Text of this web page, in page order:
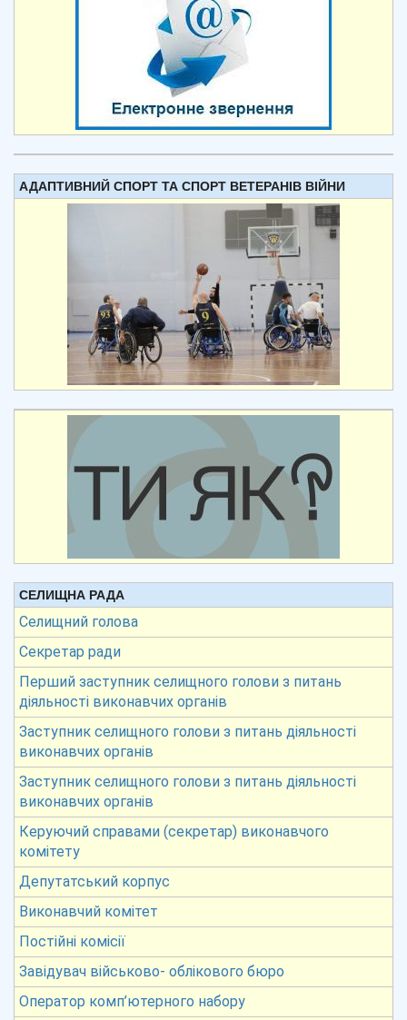
АДАПТИВНИЙ СПОРТ ТА СПОРТ ВЕТЕРАНІВ ВІЙНИ
СЕЛИЩНА РАДА
Селищний голова
Секретар ради
Перший заступник селищного голови з питань
діяльності виконавчих органів
Заступник селищного голови з питань діяльності
виконавчих органів
Заступник селищного голови з питань діяльності
виконавчих органів
Керуючий справами (секретар) виконавчого
комітету
Депутатський корпус
Виконавчий комітет
Постійні комісії
Завідувач військово- облікового бюро
Оператор комп’ютерного набору